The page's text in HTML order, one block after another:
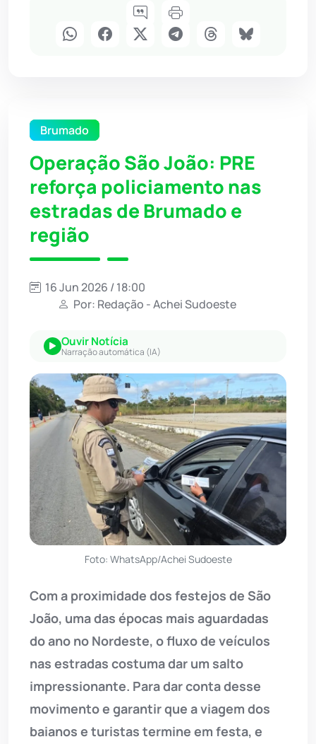
Brumado
Operação São João: PRE
reforça policiamento nas
estradas de Brumado e
região
16 Jun 2026 / 18:00
Por: Redação - Achei Sudoeste
Ouvir Notícia
Narração automática (IA)
Foto: WhatsApp/Achei Sudoeste
Com a proximidade dos festejos de São
João, uma das épocas mais aguardadas
do ano no Nordeste, o fluxo de veículos
nas estradas costuma dar um salto
impressionante. Para dar conta desse
movimento e garantir que a viagem dos
baianos e turistas termine em festa, e